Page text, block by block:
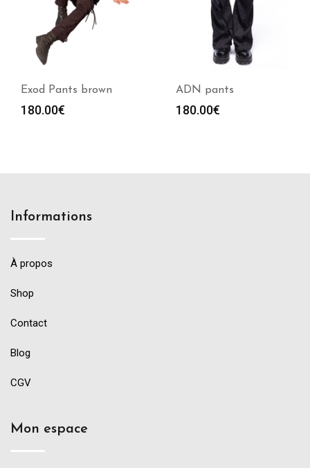
Exod Pants brown
180.00€
ADN pants
180.00€
Informations
À propos
Shop
Contact
Blog
CGV
Mon espace